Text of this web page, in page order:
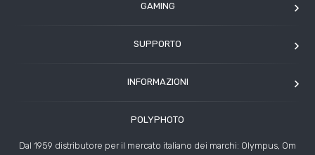
POLYPHOTO
Dal 1959 distributore per il mercato italiano dei marchi: Olympus, Om
Angelbird
HP
GAMING
Arcade1Up
SUPPORTO
Condizioni di vendita
INFORMAZIONI